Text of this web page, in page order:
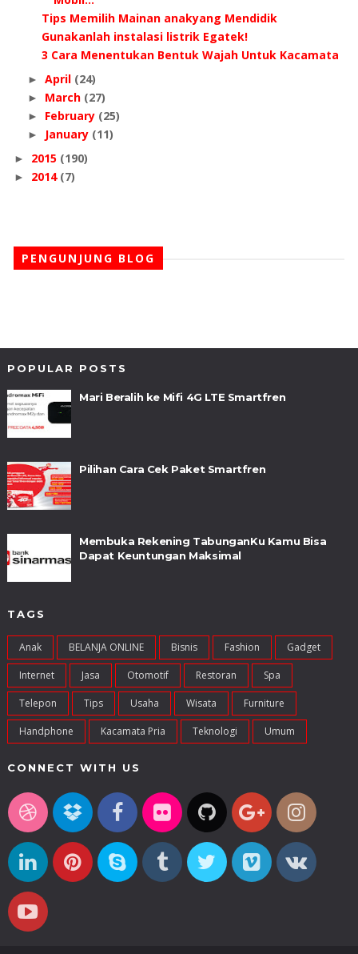
Tips Memilih Mainan anakyang Mendidik
Gunakanlah instalasi listrik Egatek!
3 Cara Menentukan Bentuk Wajah Untuk Kacamata
► April (24)
► March (27)
► February (25)
► January (11)
► 2015 (190)
► 2014 (7)
PENGUNJUNG BLOG
POPULAR POSTS
Mari Beralih ke Mifi 4G LTE Smartfren
Pilihan Cara Cek Paket Smartfren
Membuka Rekening TabunganKu Kamu Bisa
Dapat Keuntungan Maksimal
TAGS
Anak BELANJA ONLINE Bisnis Fashion Gadget
Internet Jasa Otomotif Restoran Spa
Telepon Tips Usaha Wisata Furniture
Handphone Kacamata Pria Teknologi Umum
CONNECT WITH US